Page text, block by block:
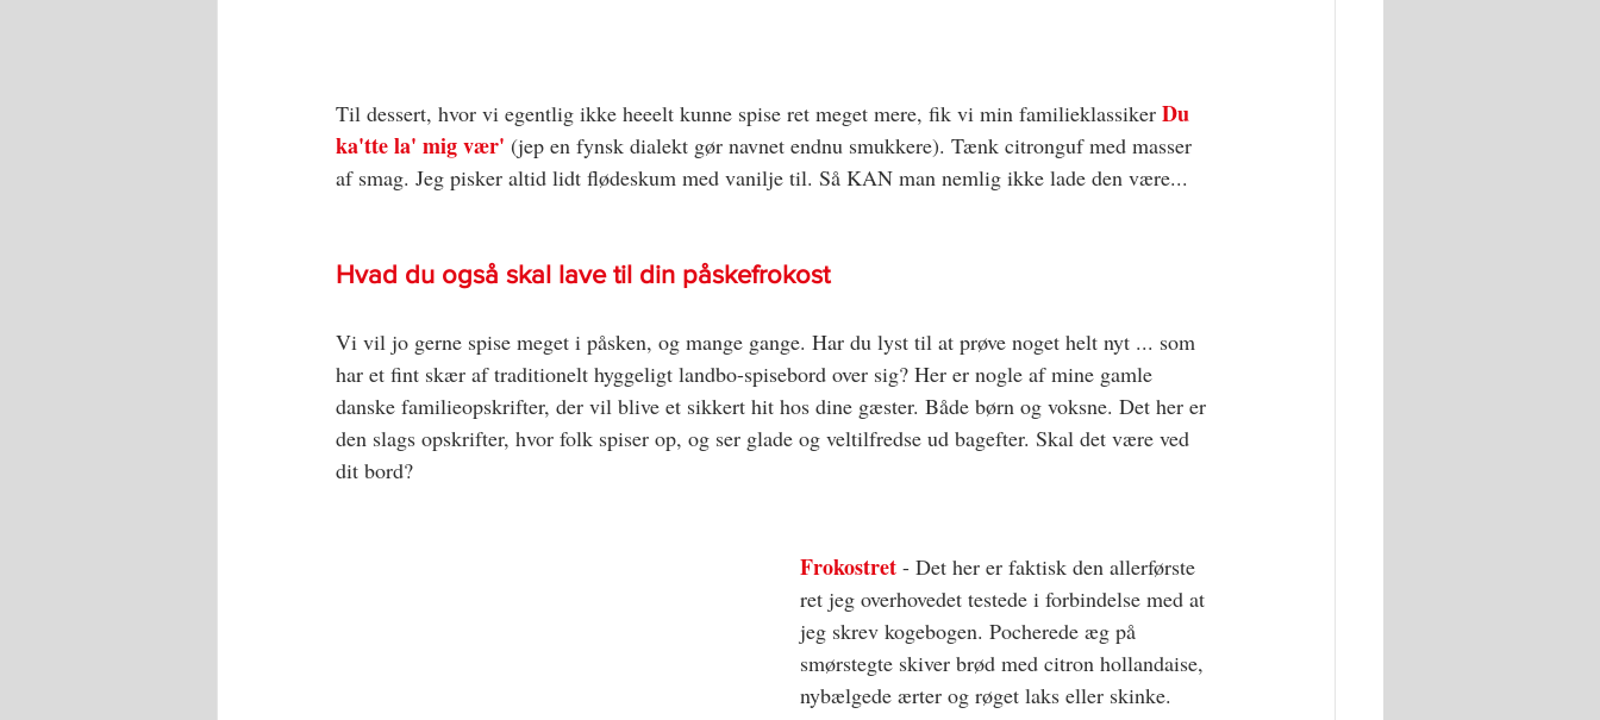
Til dessert, hvor vi egentlig ikke heeelt kunne spise ret meget mere, fik vi min familieklassiker Du
ka'tte la' mig vær' (jep en fynsk dialekt gør navnet endnu smukkere). Tænk citronguf med masser
af smag. Jeg pisker altid lidt flødeskum med vanilje til. Så KAN man nemlig ikke lade den være...
Hvad du også skal lave til din påskefrokost
Vi vil jo gerne spise meget i påsken, og mange gange. Har du lyst til at prøve noget helt nyt ... som
har et fint skær af traditionelt hyggeligt landbo-spisebord over sig? Her er nogle af mine gamle
danske familieopskrifter, der vil blive et sikkert hit hos dine gæster. Både børn og voksne. Det her er
den slags opskrifter, hvor folk spiser op, og ser glade og veltilfredse ud bagefter. Skal det være ved
dit bord?
Frokostret - Det her er faktisk den allerførste
ret jeg overhovedet testede i forbindelse med at
jeg skrev kogebogen. Pocherede æg på
smørstegte skiver brød med citron hollandaise,
nybælgede ærter og røget laks eller skinke.